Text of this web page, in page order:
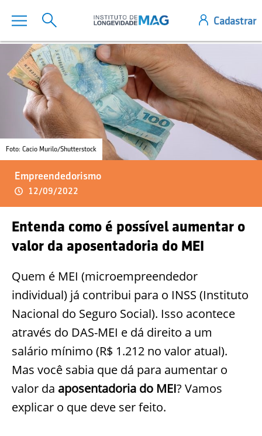
Foto: Cacio Murilo/Shutterstock
Empreendedorismo
12/09/2022
Entenda como é possível aumentar o
valor da aposentadoria do MEI
Quem é MEI (microempreendedor
individual) já contribui para o INSS (Instituto
Nacional do Seguro Social). Isso acontece
através do DAS-MEI e dá direito a um
salário mínimo (R$ 1.212 no valor atual).
Mas você sabia que dá para aumentar o
valor da aposentadoria do MEI? Vamos
explicar o que deve ser feito.